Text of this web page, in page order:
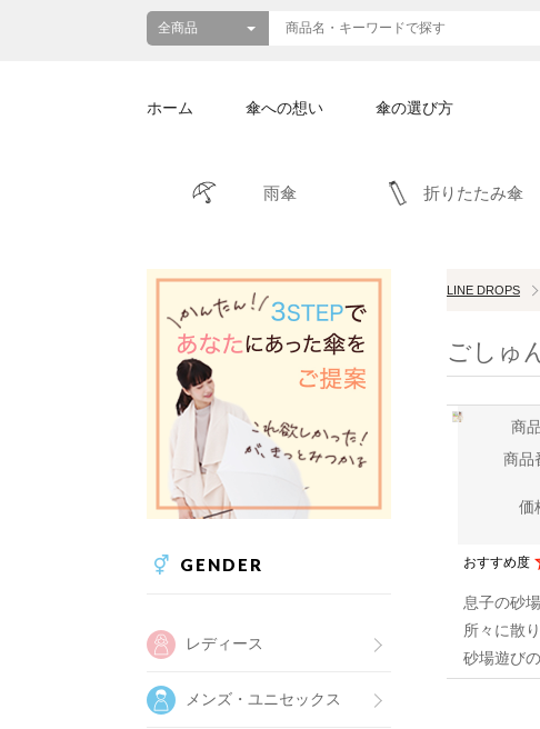
ホーム 傘への想い 傘の選び方
雨傘 折りたたみ傘
GENDER
レディース
メンズ・ユニセックス
LINE DROPS
ごしゅ
商
商品
価
おすすめ度
息子の砂
所々に散
砂場遊び